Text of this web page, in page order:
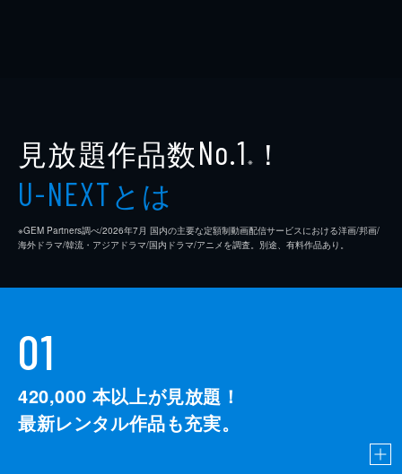
見放題作品数No.1 ※ ！
U-NEXTとは
※GEM Partners調べ/2026年7⽉ 国内の主要な定額制動画配信サービスにおける洋画/邦画/
海外ドラマ/韓流・アジアドラマ/国内ドラマ/アニメを調査。別途、有料作品あり。
01
420,000 本以上が見放題！
最新レンタル作品も充実。